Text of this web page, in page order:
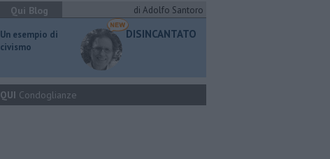
Qui Blog di Adolfo Santoro
​Un esempio di
civismo
DISINCANTATO
QUI Condoglianze